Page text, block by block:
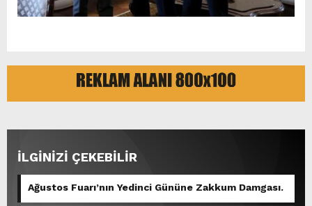
İLGİNİZİ ÇEKEBİLİR
Ağustos Fuarı’nın Yedinci Gününe Zakkum Damgası.